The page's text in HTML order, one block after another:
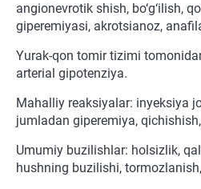
angionevrotik shish, bo‘g‘ilish,
giperemiyasi, akrotsianoz,
Yurak-qon tomir tizimi
arterial gipotenziya.
Mahalliy reaksiyalar: inyeksiya
jumladan giperemiya,
Umumiy buzilishlar: holsizlik,
hushning buzilishi, tormozlanish,